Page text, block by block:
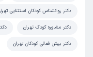
دکتر روانشناس کودکان استثنایی
دکتر مشاوره کودک تهران
دکتر بیش فعالی کودکان تهران